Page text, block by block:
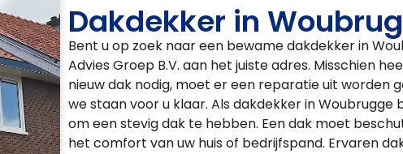
Dakdekker in
Bent u op zoek naar een bewame dakdekker in
Advies Groep B.V. aan het juiste adres. Misschien
nieuw dak nodig, moet er een reparatie uit worden
we staan voor u klaar. Als dakdekker in Woubrugge
om een stevig dak te hebben. Een dak moet
het comfort van uw huis of bedrijfspand. Ervaren